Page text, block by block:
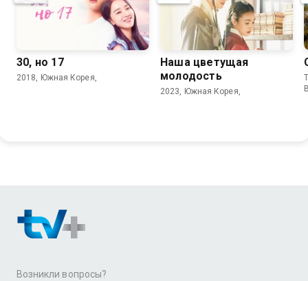
30, но 17
2018, Южная Корея,
Наша цветущая
молодость
2023, Южная Корея,
Возникли вопросы?